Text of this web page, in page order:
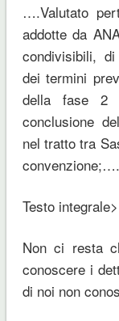
….Valutato
addotte da
condivisibili,
dei termini
della fase 2
conclusione
nel tratto tra
convenzione;….
Testo integrale>
Non ci resta
conoscere i
di noi non